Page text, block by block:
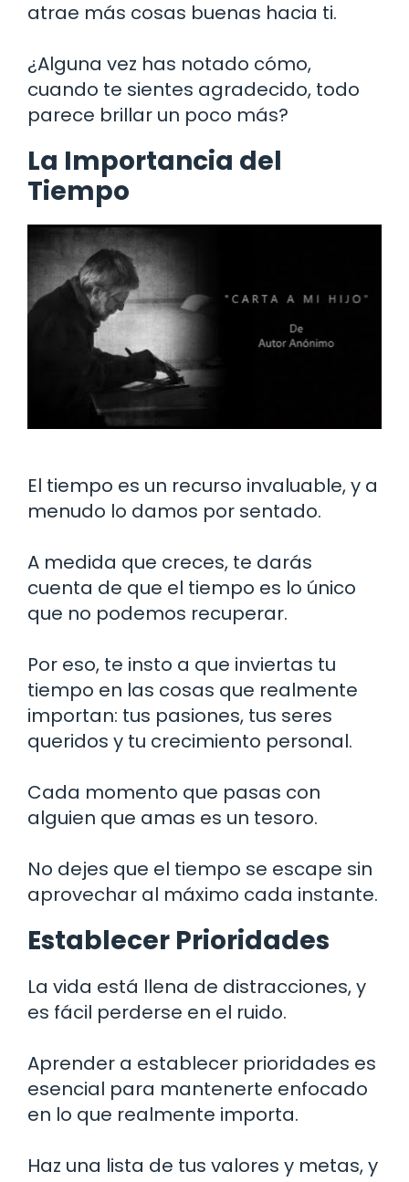
atrae más cosas buenas hacia ti.
¿Alguna vez has notado cómo,
cuando te sientes agradecido, todo
parece brillar un poco más?
La Importancia del
Tiempo
El tiempo es un recurso invaluable, y a
menudo lo damos por sentado.
A medida que creces, te darás
cuenta de que el tiempo es lo único
que no podemos recuperar.
Por eso, te insto a que inviertas tu
tiempo en las cosas que realmente
importan: tus pasiones, tus seres
queridos y tu crecimiento personal.
Cada momento que pasas con
alguien que amas es un tesoro.
No dejes que el tiempo se escape sin
aprovechar al máximo cada instante.
Establecer Prioridades
La vida está llena de distracciones, y
es fácil perderse en el ruido.
Aprender a establecer prioridades es
esencial para mantenerte enfocado
en lo que realmente importa.
Haz una lista de tus valores y metas, y